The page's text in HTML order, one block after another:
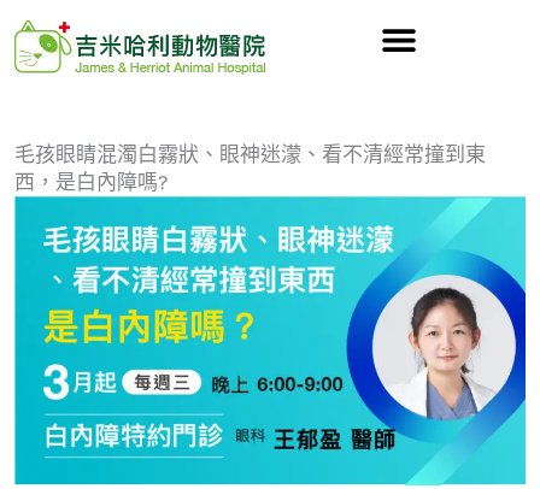
內
容
毛孩眼睛混濁白霧狀、眼神迷濛、看不清經常撞到東
西，是白內障嗎?